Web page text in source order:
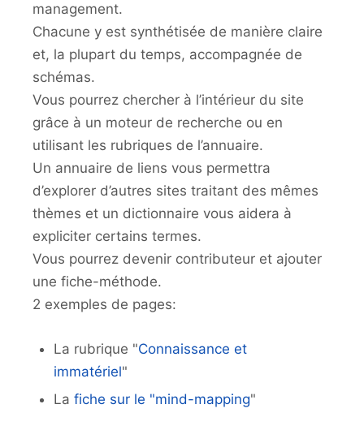
management.
Chacune y est synthétisée de manière claire
et, la plupart du temps, accompagnée de
schémas.
Vous pourrez chercher à l’intérieur du site
grâce à un moteur de recherche ou en
utilisant les rubriques de l’annuaire.
Un annuaire de liens vous permettra
d’explorer d’autres sites traitant des mêmes
thèmes et un dictionnaire vous aidera à
expliciter certains termes.
Vous pourrez devenir contributeur et ajouter
une fiche-méthode.
2 exemples de pages:
La rubrique "Connaissance et
immatériel"
La fiche sur le "mind-mapping"